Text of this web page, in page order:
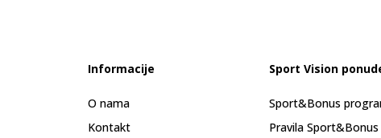
Informacije
O nama
Kontakt
Sport Vision
Sport&Bonus
Pravila